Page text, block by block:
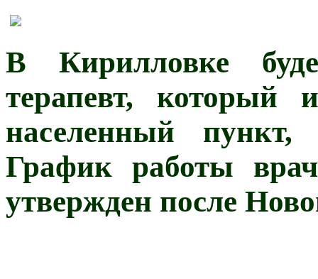
В Кирилловке
терапевт, который
населенный
График работы
утвержден после